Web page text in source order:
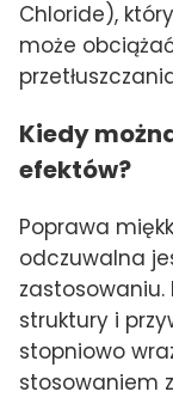
Chloride),
może
Kiedy
efektów?
Poprawa
odczuwalna
zastosowaniu.
struktury i
stopniowo
stosowaniem